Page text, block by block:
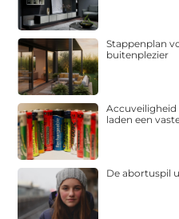
Stappenplan
buitenplezier
Accuveiligheid
laden een
De abortuspil